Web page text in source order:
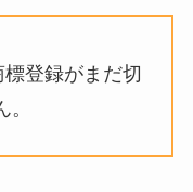
登録がまだ切